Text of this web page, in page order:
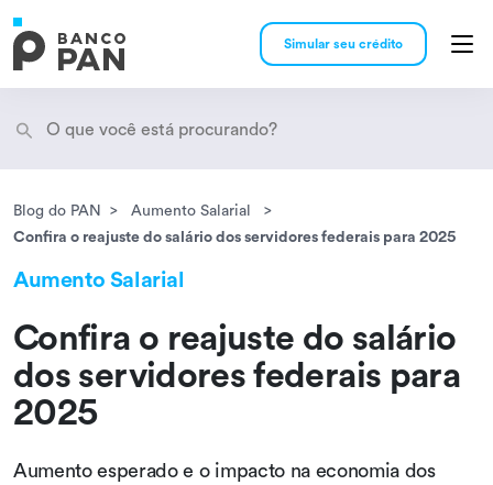
Simular seu crédito
Encontramosresultados
Blog do PAN
Aumento Salarial
Confira o reajuste do salário dos servidores federais para 2025
Aumento Salarial
Confira o reajuste do salário
dos servidores federais para
2025
Aumento esperado e o impacto na economia dos